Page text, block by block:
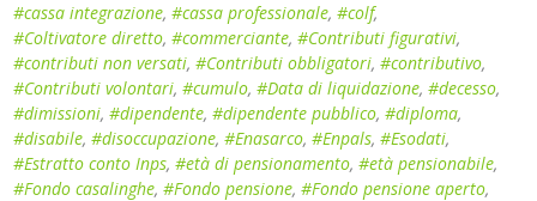
#cassa integrazione,#cassa professionale,#colf,
#Coltivatore diretto,#commerciante,#Contributi figurativi,
#contributi non versati,#Contributi obbligatori,#contributivo,
#Contributi volontari,#cumulo,#Data di liquidazione,#decesso,
#dimissioni,#dipendente,#dipendente pubblico,#diploma,
#disabile,#disoccupazione,#Enasarco,#Enpals,#Esodati,
#Estratto conto Inps,#età di pensionamento,#età pensionabile,
#Fondo casalinghe,#Fondo pensione,#Fondo pensione aperto,